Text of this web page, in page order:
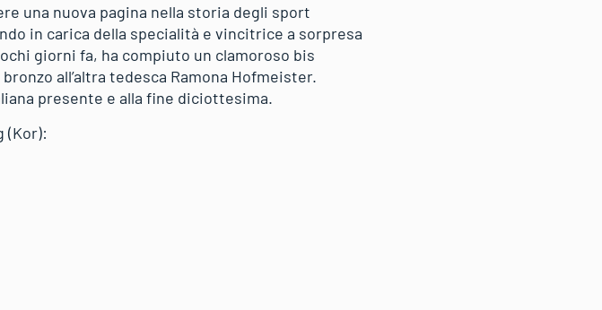
una nuova pagina nella storia degli sport
in carica della specialità e vincitrice a sorpresa
giorni fa, ha compiuto un clamoroso bis
all’altra tedesca Ramona Hofmeister.
presente e alla fine diciottesima.
(Kor):